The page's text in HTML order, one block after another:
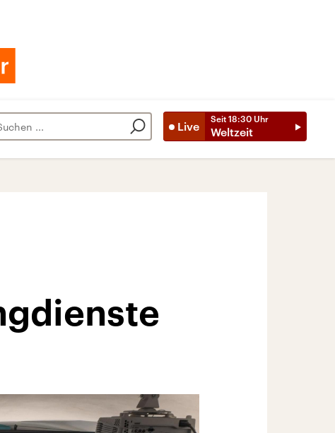
Live
Seit 18:30 Uhr
Weltzeit